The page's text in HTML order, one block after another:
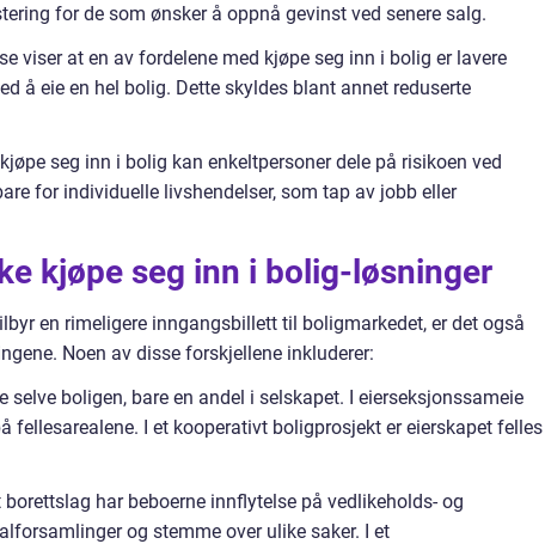
for de som ønsker å oppnå gevinst ved senere salg.
viser at en av fordelene med kjøpe seg inn i bolig er lavere
å eie en hel bolig. Dette skyldes blant annet reduserte
seg inn i bolig kan enkeltpersoner dele på risikoen ved
for individuelle livshendelser, som tap av jobb eller
kjøpe seg inn i bolig-løsninger
en rimeligere inngangsbillett til boligmarkedet, er det også
Noen av disse forskjellene inkluderer:
selve boligen, bare en andel i selskapet. I eierseksjonssameie
fellesarealene. I et kooperativt boligprosjekt er eierskapet felles
har beboerne innflytelse på vedlikeholds- og
og stemme over ulike saker. I et